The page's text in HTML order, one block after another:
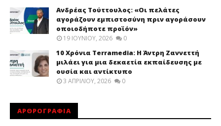
Ανδρέας Τούττουλος: «Οι πελάτες
αγοράζουν εμπιστοσύνη πριν αγοράσουν
οποιοδήποτε προϊόν»
19 ΙΟΥΝΊΟΥ, 2026 0
10 Χρόνια Terramedia: Η Άντρη Ζαννεττή
μιλάει για μια δεκαετία εκπαίδευσης με
ουσία και αντίκτυπο
3 ΑΠΡΙΛΊΟΥ, 2026 0
ΑΡΘΡΟΓΡΑΦΙΑ